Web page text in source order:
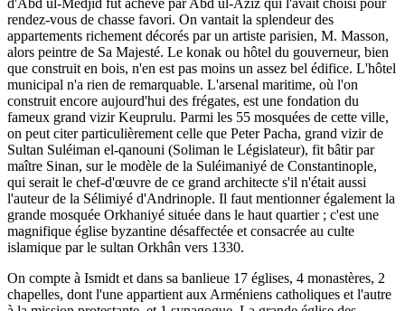
rendez-vous de chasse favori. On vantait la splendeur des
appartements richement décorés par un artiste parisien, M. Masson,
alors peintre de Sa Majesté. Le konak ou hôtel du gouverneur, bien
que construit en bois, n'en est pas moins un assez bel édifice. L'hôtel
municipal n'a rien de remarquable. L'arsenal maritime, où l'on
construit encore aujourd'hui des frégates, est une fondation du
fameux grand vizir Keuprulu. Parmi les 55 mosquées de cette ville,
on peut citer particulièrement celle que Peter Pacha, grand vizir de
Sultan Suléiman el-qanouni (Soliman le Législateur), fit bâtir par
maître Sinan, sur le modèle de la Suléimaniyé de Constantinople,
qui serait le chef-d'œuvre de ce grand architecte s'il n'était aussi
l'auteur de la Sélimiyé d'Andrinople. Il faut mentionner également la
grande mosquée Orkhaniyé située dans le haut quartier ; c'est une
magnifique église byzantine désaffectée et consacrée au culte
islamique par le sultan Orkhân vers 1330.
On compte à Ismidt et dans sa banlieue 17 églises, 4 monastères, 2
chapelles, dont l'une appartient aux Arméniens catholiques et l'autre